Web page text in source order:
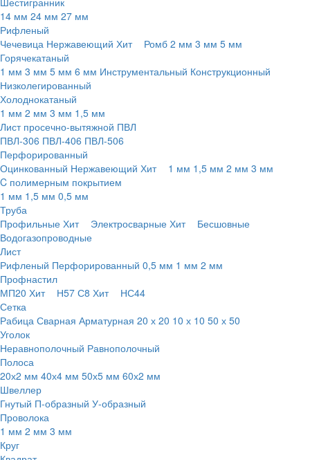
14 мм 24 мм 27 мм
Рифленый
Чечевица Нержавеющий Хит Ромб 2 мм 3 мм 5 мм
Горячекатаный
1 мм 3 мм 5 мм 6 мм Инструментальный Конструкционный
Низколегированный
Холоднокатаный
1 мм 2 мм 3 мм 1,5 мм
Лист просечно-вытяжной ПВЛ
ПВЛ-306 ПВЛ-406 ПВЛ-506
Перфорированный
Оцинкованный Нержавеющий Хит 1 мм 1,5 мм 2 мм 3 мм
C полимерным покрытием
1 мм 1,5 мм 0,5 мм
Труба
Профильные Хит Электросварные Хит
Бесшовные
Водогазопроводные
Лист
Рифленый Перфорированный 0,5 мм 1 мм 2 мм
Профнастил
МП20 Хит Н57 С8 Хит
НС44
Сетка
Рабица Сварная Арматурная 20 х 20 10 х 10 50 х 50
Уголок
Неравнополочный Равнополочный
Полоса
20х2 мм 40х4 мм 50х5 мм 60х2 мм
Швеллер
Гнутый П-образный У-образный
Проволока
1 мм 2 мм 3 мм
Круг